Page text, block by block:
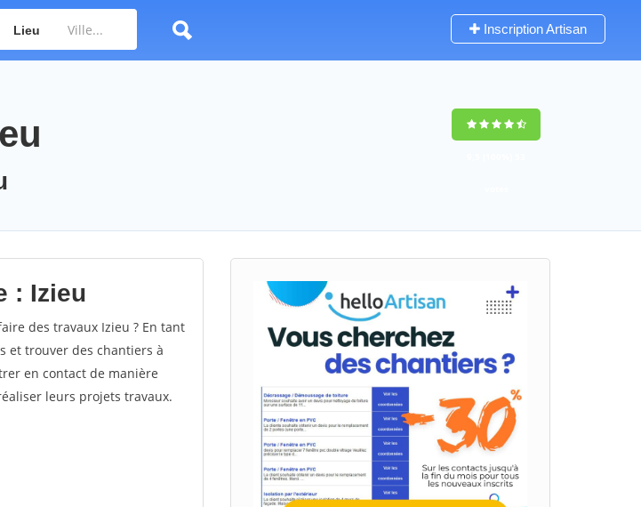
Lieu Inscription Artisan
: Izieu
des travaux Izieu ? En tant
et trouver des chantiers à
en contact de manière
leurs projets travaux.